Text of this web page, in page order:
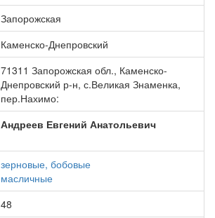
Запорожская
Каменско-Днепровский
71311 Запорожская обл., Каменско-
Днепровский р-н, с.Великая Знаменка,
пер.Нахимо:
Андреев Евгений Анатольевич
зерновые, бобовые
масличные
48